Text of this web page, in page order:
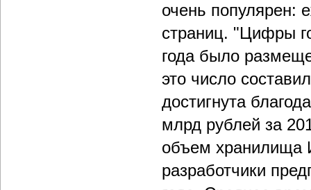
очень популярен:
страниц. "Цифры
года было
это число
достигнута
млрд рублей за
объем хранилища
разработчики